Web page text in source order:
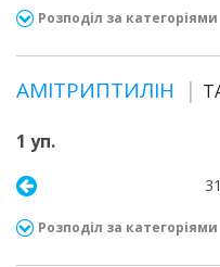
Розподіл за категоріями
АМІТРИПТИЛІН
1 уп.
Розподіл за категоріями